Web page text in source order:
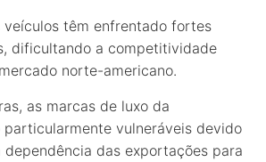
veículos têm enfrentado fortes
dificultando a competitividade
norte-americano.
as marcas de luxo da
particularmente vulneráveis devido
das exportações para